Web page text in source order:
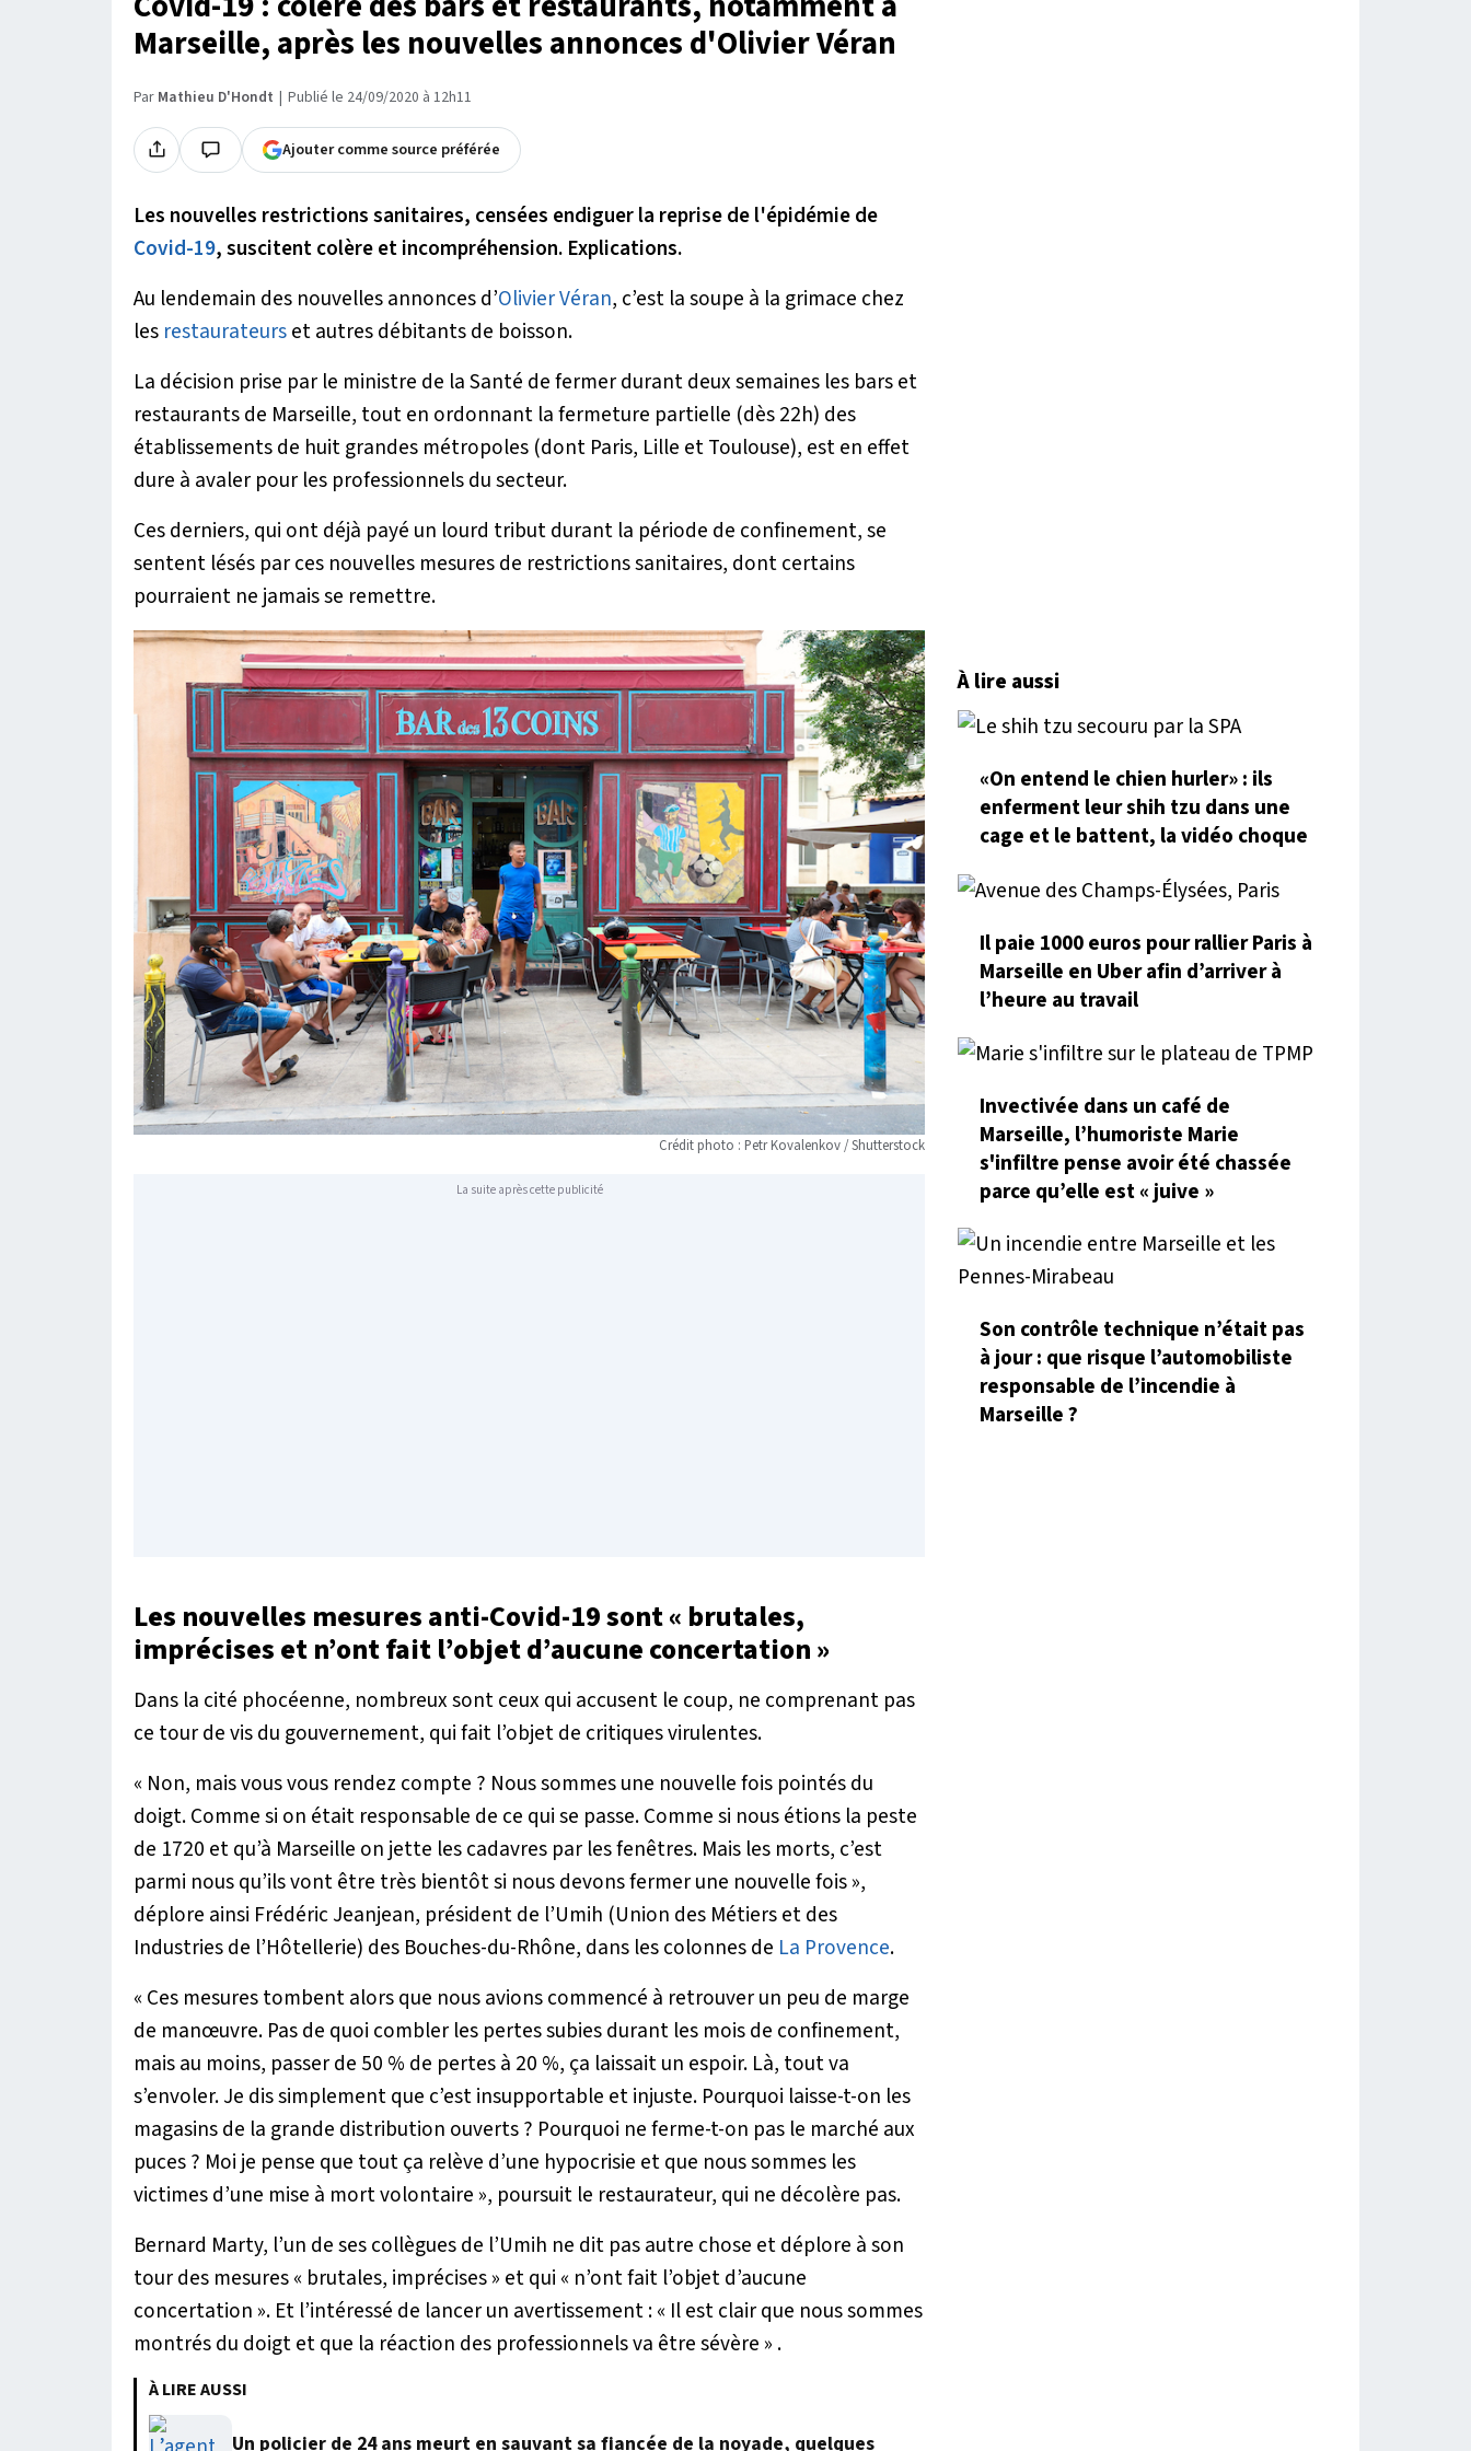
Marseille, après les nouvelles annonces d'Olivier Véran
Par Mathieu D'Hondt Publié le 24/09/2020 à 12h11
Ajouter comme source préférée
Les nouvelles restrictions sanitaires, censées endiguer la reprise de l'épidémie de
Covid-19, suscitent colère et incompréhension. Explications.
Au lendemain des nouvelles annonces d’Olivier Véran, c’est la soupe à la grimace chez
les restaurateurset autres débitants de boisson.
La décision prise par le ministre de la Santé de fermer durant deux semaines les bars et
restaurants de Marseille, tout en ordonnant la fermeture partielle (dès 22h) des
établissements de huit grandes métropoles (dont Paris, Lille et Toulouse), est en effet
dure à avaler pour les professionnels du secteur.
Ces derniers, qui ont déjà payé un lourd tribut durant la période de confinement, se
sentent lésés par ces nouvelles mesures de restrictions sanitaires, dont certains
pourraient ne jamais se remettre.
Crédit photo : Petr Kovalenkov / Shutterstock
La suite après cette publicité
Les nouvelles mesures anti-Covid-19 sont « brutales,
imprécises et n’ont fait l’objet d’aucune concertation »
Dans la cité phocéenne, nombreux sont ceux qui accusent le coup, ne comprenant pas
ce tour de vis du gouvernement, qui fait l’objet de critiques virulentes.
« Non, mais vous vous rendez compte ? Nous sommes une nouvelle fois pointés du
doigt. Comme si on était responsable de ce qui se passe. Comme si nous étions la peste
de 1720 et qu’à Marseille on jette les cadavres par les fenêtres. Mais les morts, c’est
parmi nous qu’ils vont être très bientôt si nous devons fermer une nouvelle fois»,
déplore ainsi Frédéric Jeanjean, président de l’Umih (Union des Métiers et des
Industries de l’Hôtellerie) des Bouches-du-Rhône, dans les colonnes de La Provence.
« Ces mesures tombent alors que nous avions commencé à retrouver un peu de marge
de manœuvre. Pas de quoi combler les pertes subies durant les mois de confinement,
mais au moins, passer de 50 % de pertes à 20 %, ça laissait un espoir. Là, tout va
s’envoler. Je dis simplement que c’est insupportable et injuste. Pourquoi laisse-t-on les
magasins de la grande distribution ouverts ? Pourquoi ne ferme-t-on pas le marché aux
puces ? Moi je pense que tout ça relève d’une hypocrisie et que nous sommes les
victimes d’une mise à mort volontaire », poursuit le restaurateur, qui ne décolère pas.
Bernard Marty, l’un de ses collègues de l’Umih ne dit pas autre chose et déplore à son
tour des mesures « brutales, imprécises» et qui « n’ont fait l’objet d’aucune
concertation ». Et l’intéressé de lancer un avertissement : « Il est clair que nous sommes
montrés du doigt et que la réaction des professionnels va être sévère » .
À LIRE AUSSI
Un policier de 24 ans meurt en sauvant sa fiancée de la noyade, quelques
À lire aussi
«On entend le chien hurler» : ils
enferment leur shih tzu dans une
cage et le battent, la vidéo choque
Il paie 1000 euros pour rallier Paris à
Marseille en Uber afin d’arriver à
l’heure au travail
Invectivée dans un café de
Marseille, l’humoriste Marie
s'infiltre pense avoir été chassée
parce qu’elle est « juive »
Son contrôle technique n’était pas
à jour : que risque l’automobiliste
responsable de l’incendie à
Marseille ?